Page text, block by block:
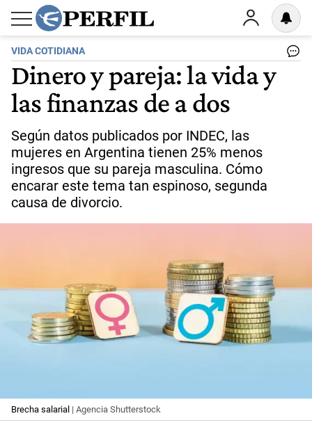
VIDA COTIDIANA
Dinero y pareja: la vida y
las finanzas de a dos
Según datos publicados por INDEC, las
mujeres en Argentina tienen 25% menos
ingresos que su pareja masculina. Cómo
encarar este tema tan espinoso, segunda
causa de divorcio.
Brecha salarial | Agencia Shutterstock